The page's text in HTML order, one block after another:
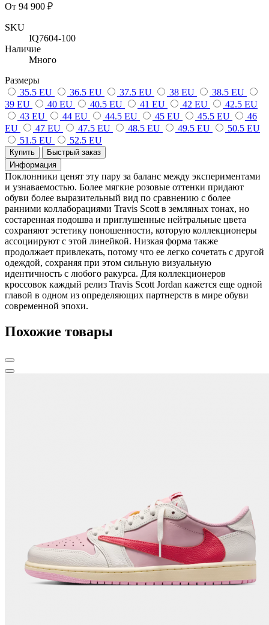
От 94 900 ₽
SKU
IQ7604-100
Наличие
Много
Размеры
35.5 EU
36.5 EU 37.5 EU 38 EU
38.5 EU
39 EU
40 EU 40.5 EU 41 EU 42 EU
42.5 EU
43 EU
44 EU 44.5 EU 45 EU 45.5 EU
46
EU
47 EU 47.5 EU 48.5 EU 49.5 EU
50.5 EU
51.5 EU
52.5 EU
Купить
Быстрый заказ
Информация
Поклонники ценят эту пару за баланс между экспериментами
и узнаваемостью. Более мягкие розовые оттенки придают
обуви более выразительный вид по сравнению с более
ранними коллаборациями Travis Scott в земляных тонах, но
состаренная подошва и приглушенные нейтральные цвета
сохраняют эстетику поношенности, которую коллекционеры
ассоциируют с этой линейкой. Низкая форма также
продолжает привлекать, потому что ее легко сочетать с другой
одеждой, сохраняя при этом сильную визуальную
идентичность с любого ракурса. Для коллекционеров
кроссовок каждый релиз Travis Scott Jordan кажется еще одной
главой в одном из определяющих партнерств в мире обуви
современной эпохи.
Похожие товары